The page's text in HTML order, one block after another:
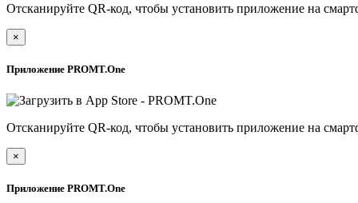
Отсканируйте QR-код, чтобы установить приложение на
×
Приложение PROMT.One
Отсканируйте QR-код, чтобы установить приложение на
×
Приложение PROMT.One